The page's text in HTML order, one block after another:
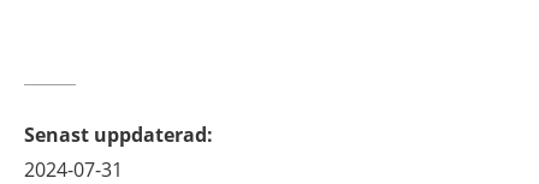
Senast uppdaterad:
2024-07-31